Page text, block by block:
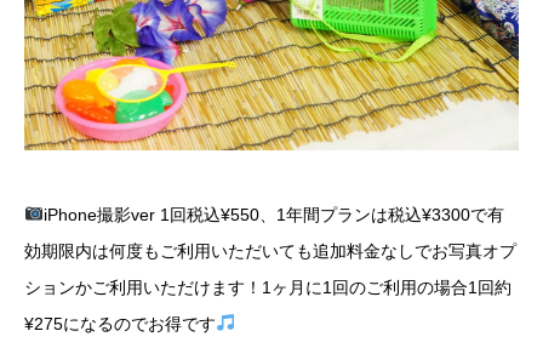
iPhone撮影ver 1 回税込¥550、 1年間プランは税込¥3300で有
効期限内は何度もご利用いただいても追加料金なしでお写真オプ
ションかご利用いただけます！ 1 ヶ月に1 回のご利用の場合1 回約
¥275になるのでお得です